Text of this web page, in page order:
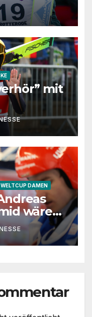
mit
WELTCUP DAMEN
wäre